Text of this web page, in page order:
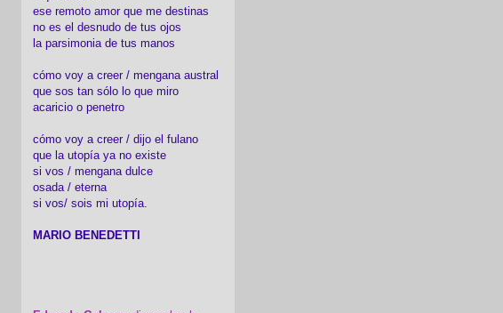
ese remoto amor que me destinas
no es el desnudo de tus ojos
la parsimonia de tus manos
cómo voy a creer / mengana austral
que sos tan sólo lo que miro
acaricio o penetro
cómo voy a creer / dijo el fulano
que la utopía ya no existe
si vos / mengana dulce
osada / eterna
si vos/ sois mi utopía.
MARIO BENEDETTI